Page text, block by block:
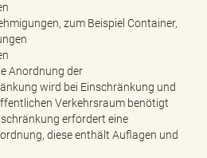
zum Beispiel Container,
Anordnung der
wird bei Einschränkung und
Verkehrsraum benötigt
erfordert eine
diese enthält Auflagen und